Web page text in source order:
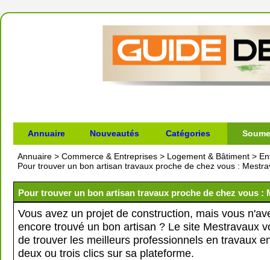
Annuaire Nouveautés Catégories
Annuaire > Commerce & Entreprises > Logement & Bâtiment >
Pour trouver un bon artisan travaux proche de chez vous :
Pour trouver un bon artisan travaux proche de chez vous :
Vous avez un projet de construction, mais vous
encore trouvé un bon artisan ? Le site Mestravaux
de trouver les meilleurs professionnels en travaux
deux ou trois clics sur sa plateforme.